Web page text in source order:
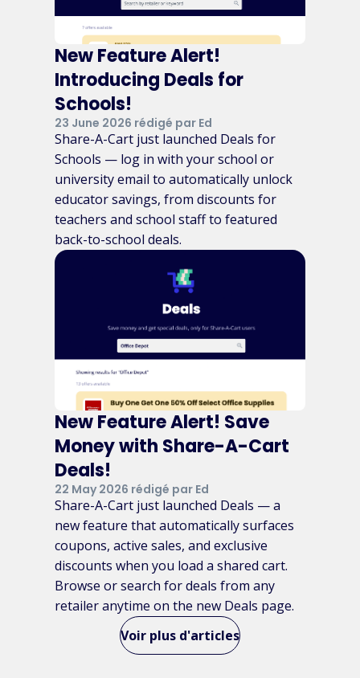
New Feature Alert!
Introducing Deals for
Schools!
23 June 2026 rédigé par Ed
Share-A-Cart just launched Deals for
Schools — log in with your school or
university email to automatically unlock
educator savings, from discounts for
teachers and school staff to featured
back-to-school deals.
New Feature Alert! Save
Money with Share-A-Cart
Deals!
22 May 2026 rédigé par Ed
Share-A-Cart just launched Deals — a
new feature that automatically surfaces
coupons, active sales, and exclusive
discounts when you load a shared cart.
Browse or search for deals from any
retailer anytime on the new Deals page.
Voir plus d'articles